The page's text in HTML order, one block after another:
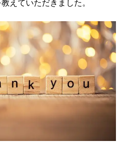
えていただきました。